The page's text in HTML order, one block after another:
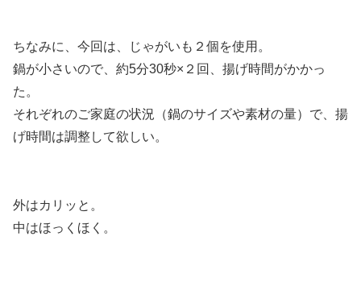
ちなみに、今回は、じゃがいも２個を使用。
鍋が小さいので、約5分30秒×２回、揚げ時間がかかっ
た。
それぞれのご家庭の状況（鍋のサイズや素材の量）で、揚
げ時間は調整して欲しい。
外はカリッと。
中はほっくほく。